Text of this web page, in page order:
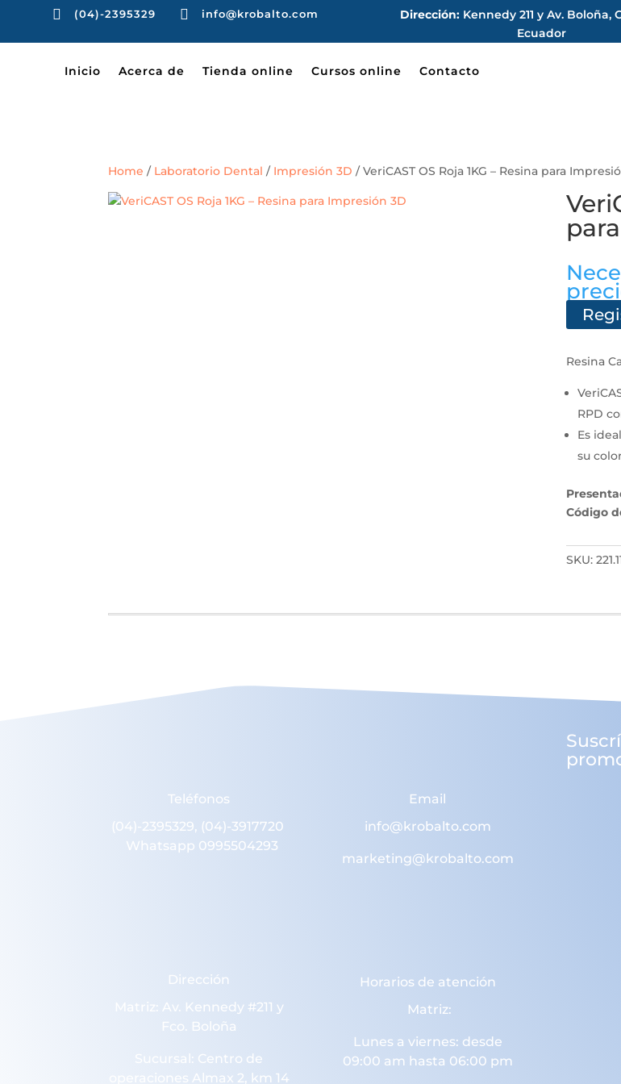
 (04)-2395329  info@krobalto.com Dirección:Kennedy 211 y Av. Boloña,
Ecuador
Inicio Acerca de Tienda online Cursos online Contacto
Home / Laboratorio Dental / Impresión 3D / VeriCAST OS Roja 1KG – Resina para
Resina
RPD
Es
su
Código
SKU:
Teléfonos
(04)-2395329, (04)-3917720
Whatsapp 0995504293
Dirección
Matriz: Av. Kennedy #211 y
Fco. Boloña
Sucursal: Centro de
operaciones Almax 2, km 14
Email
info@krobalto.com
marketing@krobalto.com
Horarios de atención
Matriz:
Lunes a viernes: desde
09:00 am hasta 06:00 pm